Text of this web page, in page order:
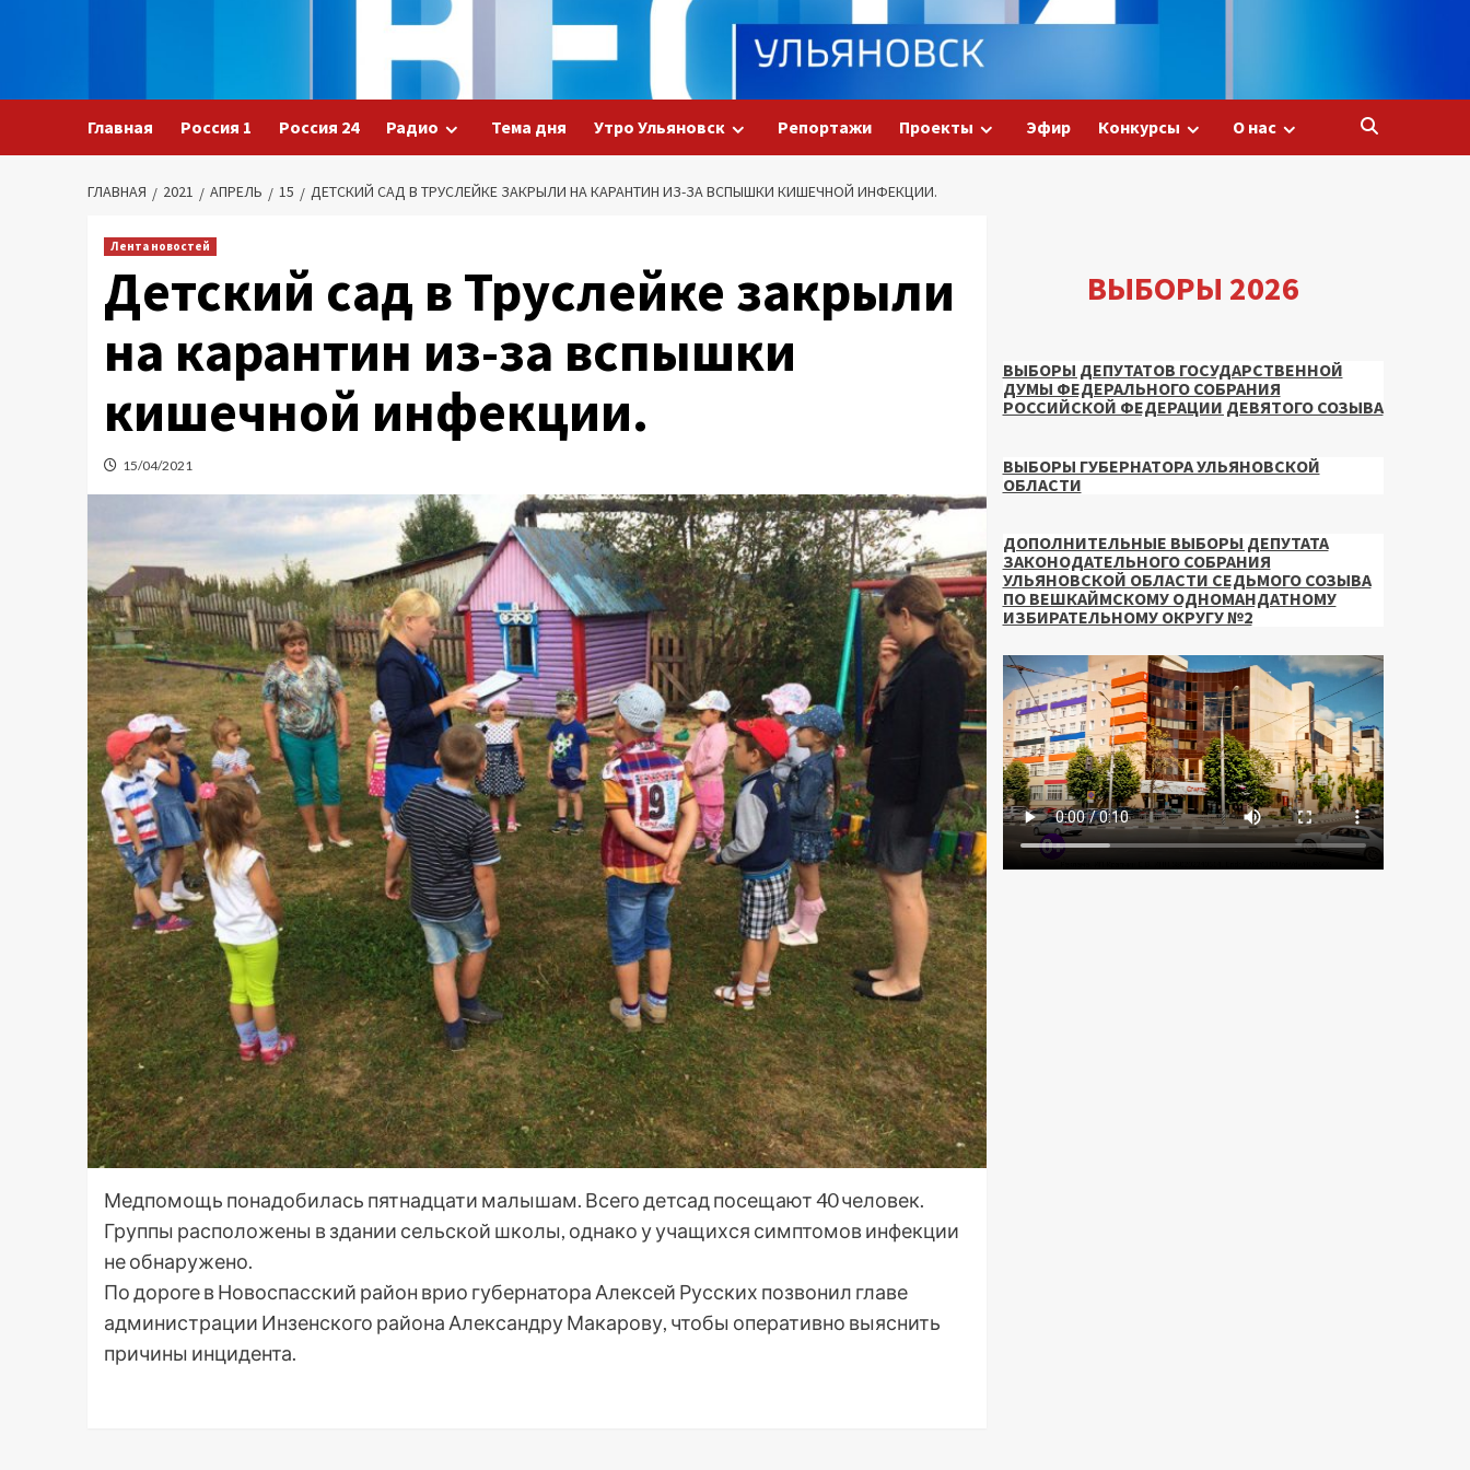
Главная Россия 1 Россия 24 Радио Тема дня Утро Ульяновск Репортажи Проекты Эфир Конкурсы О нас
ГЛАВНАЯ 2021 АПРЕЛЬ 15 ДЕТСКИЙ САД В ТРУСЛЕЙКЕ ЗАКРЫЛИ НА КАРАНТИН ИЗ-ЗА ВСПЫШКИ КИШЕЧНОЙ ИНФЕКЦИИ.
Лента новостей
Детский сад в Труслейке закрыли
на карантин из-за вспышки
кишечной инфекции.
15/04/2021
Медпомощь понадобилась пятнадцати малышам. Всего детсад посещают 40 человек.
Группы расположены в здании сельской школы, однако у учащихся симптомов инфекции
не обнаружено.
По дороге в Новоспасский район врио губернатора Алексей Русских позвонил главе
администрации Инзенского района Александру Макарову, чтобы оперативно выяснить
причины инцидента.
ВЫБОРЫ 2026
ВЫБОРЫ ДЕПУТАТОВ ГОСУДАРСТВЕННОЙ
ДУМЫ ФЕДЕРАЛЬНОГО СОБРАНИЯ
РОССИЙСКОЙ ФЕДЕРАЦИИ ДЕВЯТОГО СОЗЫВА
ВЫБОРЫ ГУБЕРНАТОРА УЛЬЯНОВСКОЙ
ОБЛАСТИ
ДОПОЛНИТЕЛЬНЫЕ ВЫБОРЫ ДЕПУТАТА
ЗАКОНОДАТЕЛЬНОГО СОБРАНИЯ
УЛЬЯНОВСКОЙ ОБЛАСТИ СЕДЬМОГО СОЗЫВА
ПО ВЕШКАЙМСКОМУ ОДНОМАНДАТНОМУ
ИЗБИРАТЕЛЬНОМУ ОКРУГУ №2